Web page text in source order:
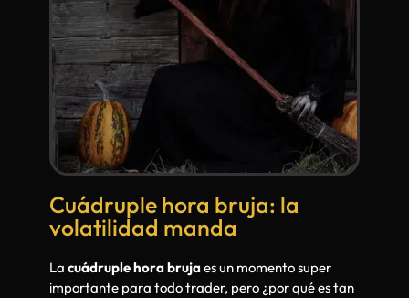
Cuádruple hora bruja: la
volatilidad manda
La cuádruple hora brujaes un momento super
importante para todo trader, pero ¿por qué es tan